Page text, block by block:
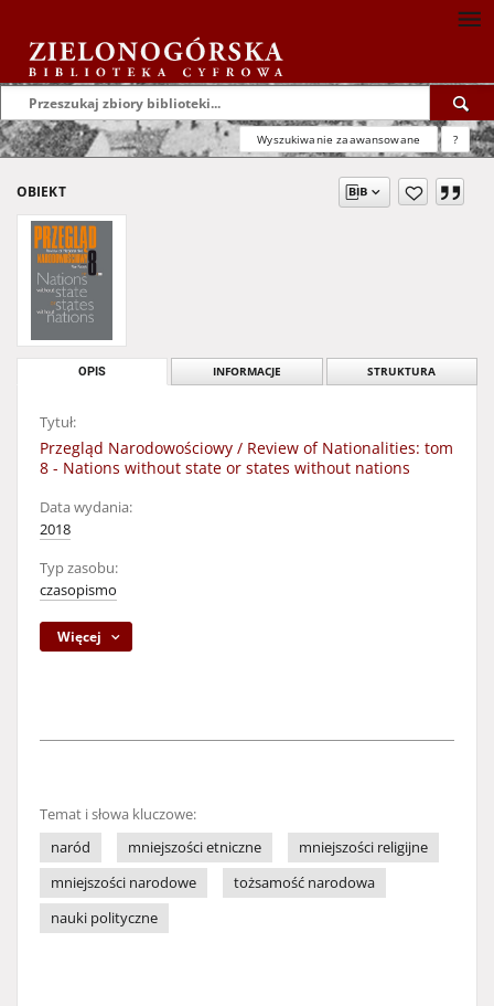
Wyszukiwanie zaawansowane ?
OBIEKT
OPIS INFORMACJE STRUKTURA
Tytuł:
Przegląd Narodowościowy / Review of Nationalities: tom
8 - Nations without state or states without nations
Data wydania:
2018
Typ zasobu:
czasopismo
Więcej
Temat i słowa kluczowe:
naród
mniejszości etniczne
mniejszości religijne
mniejszości narodowe
tożsamość narodowa
nauki polityczne